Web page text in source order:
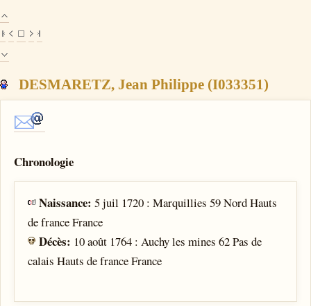
DESMARETZ, Jean Philippe (I033351)
Chronologie
Naissance:5 juil 1720 : Marquillies 59 Nord Hauts
de france France
Décès: 10 août 1764 : Auchy les mines 62 Pas de
calais Hauts de france France